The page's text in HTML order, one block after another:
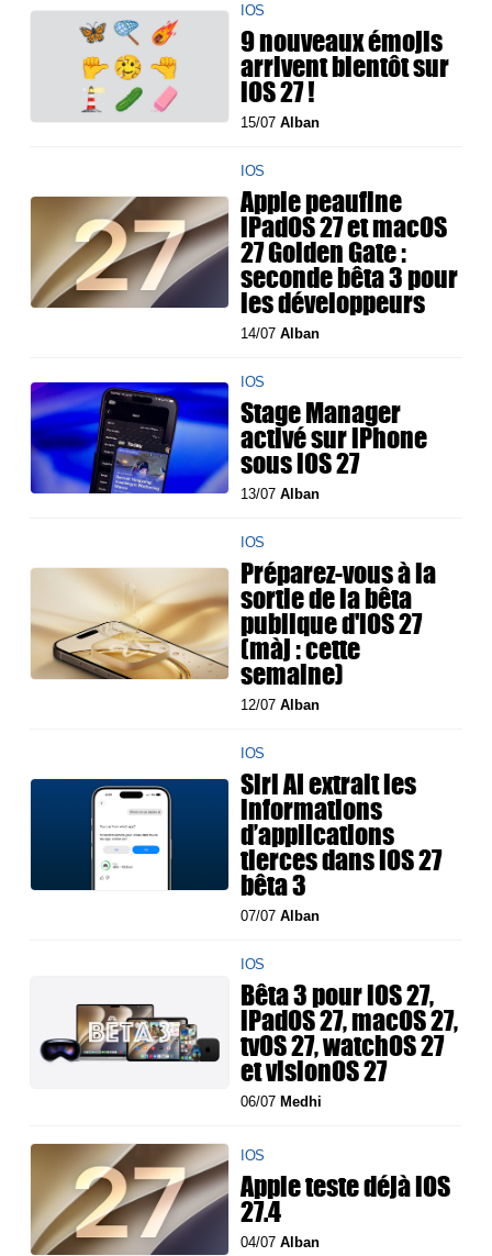
IOS
9 nouveaux émojis
arrivent bientôt sur
iOS 27 !
15/07Alban
IOS
Apple peaufine
iPadOS 27 et macOS
27 Golden Gate :
seconde bêta 3 pour
les développeurs
14/07Alban
IOS
Stage Manager
activé sur iPhone
sous iOS 27
13/07Alban
IOS
Préparez-vous à la
sortie de la bêta
publique d'iOS 27
(màj : cette
semaine)
12/07Alban
IOS
Siri AI extrait les
informations
d’applications
tierces dans iOS 27
bêta 3
07/07Alban
IOS
Bêta 3 pour iOS 27,
iPadOS 27, macOS 27,
tvOS 27, watchOS 27
et visionOS 27
06/07 Medhi
IOS
Apple teste déjà iOS
27.4
04/07Alban